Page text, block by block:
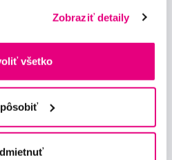
Zobraziť detaily
všetko